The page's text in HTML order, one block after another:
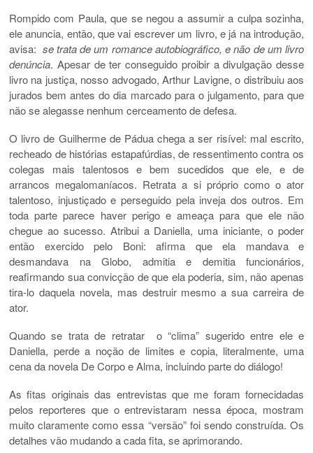
Rompido com Paula, que se negou a assumir a culpa sozinha,
ele anuncia, então, que vai escrever um livro, e já na introdução,
avisa: se trata de um romance autobiográfico, e não de um livro
denúncia. Apesar de ter conseguido proibir a divulgação desse
livro na justiça, nosso advogado, Arthur Lavigne, o distribuiu aos
jurados bem antes do dia marcado para o julgamento, para que
não se alegasse nenhum cerceamento de defesa.
O livro de Guilherme de Pádua chega a ser risível: mal escrito,
recheado de histórias estapafúrdias, de ressentimento contra os
colegas mais talentosos e bem sucedidos que ele, e de
arrancos megalomaníacos. Retrata a si próprio como o ator
talentoso, injustiçado e perseguido pela inveja dos outros. Em
toda parte parece haver perigo e ameaça para que ele não
chegue ao sucesso. Atribui a Daniella, uma iniciante, o poder
então exercido pelo Boni: afirma que ela mandava e
desmandava na Globo, admitia e demitia funcionários,
reafirmando sua convicção de que ela poderia, sim, não apenas
tira-lo daquela novela, mas destruir mesmo a sua carreira de
ator.
Quando se trata de retratar o “clima” sugerido entre ele e
Daniella, perde a noção de limites e copia, literalmente, uma
cena da novela De Corpo e Alma, incluindo parte do diálogo!
As fitas originais das entrevistas que me foram fornecidadas
pelos reporteres que o entrevistaram nessa época, mostram
muito claramente como essa “versão” foi sendo construída. Os
detalhes vão mudando a cada fita, se aprimorando.